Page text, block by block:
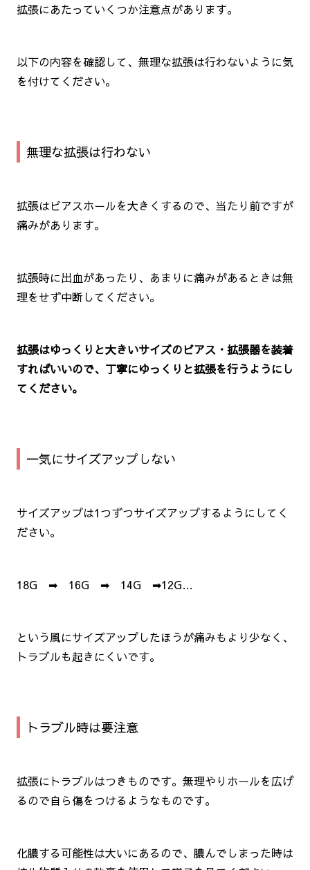
拡張にあたっていくつか注意点があります。
以下の内容を確認して、無理な拡張は行わないように気
を付けてください。
無理な拡張は行わない
拡張はピアスホールを大きくするので、当たり前ですが
痛みがあります。
拡張時に出血があったり、あまりに痛みがあるときは無
理をせず中断してください。
拡張はゆっくりと大きいサイズのピアス・拡張器を装着
すればいいので、丁寧にゆっくりと拡張を行うようにし
てください。
一気にサイズアップしない
サイズアップは1つずつサイズアップするようにしてく
ださい。
18G ➡ 16G ➡ 14G ➡12G…
という風にサイズアップしたほうが痛みもより少なく、
トラブルも起きにくいです。
トラブル時は要注意
拡張にトラブルはつきものです。無理やりホールを広げ
るので自ら傷をつけるようなものです。
化膿する可能性は大いにあるので、膿んでしまった時は